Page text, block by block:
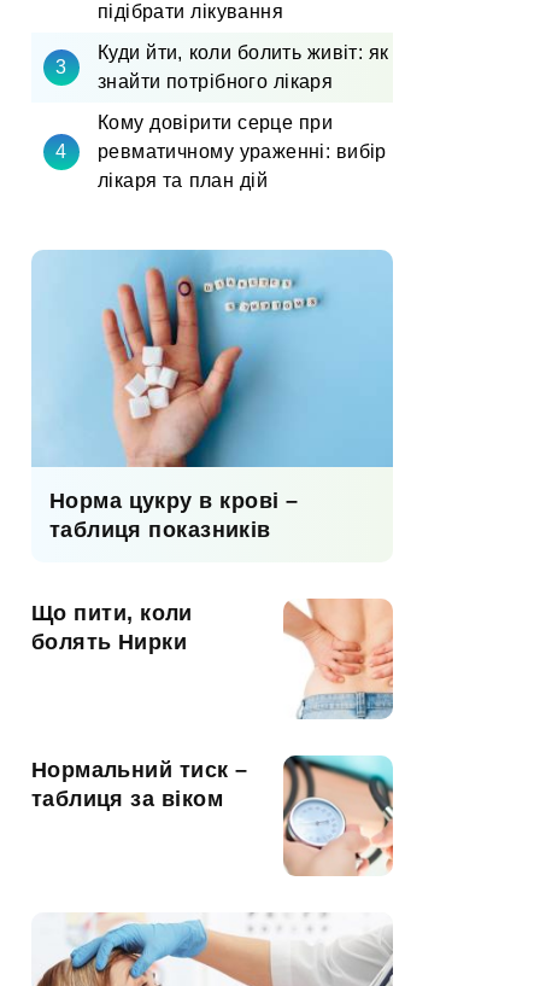
підібрати лікування
Куди йти, коли болить живіт: як
знайти потрібного лікаря
Кому довірити серце при
ревматичному ураженні: вибір
лікаря та план дій
Норма цукру в крові –
таблиця показників
Що пити, коли
болять Нирки
Нормальний тиск –
таблиця за віком